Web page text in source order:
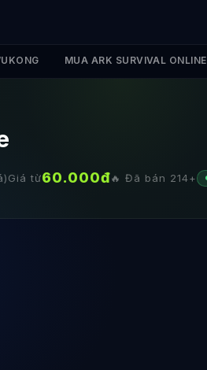
MUA ARK SURVIVAL ONLINE
Giá từ60.000đ🔥 Đã bán 214+